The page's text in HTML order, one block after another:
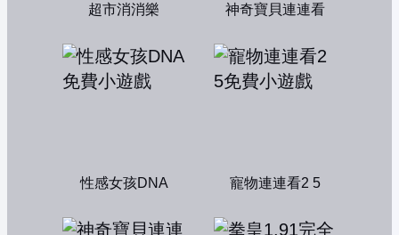
超市消消樂 神奇寶貝連連看
性感女孩DNA 寵物連連看2 5